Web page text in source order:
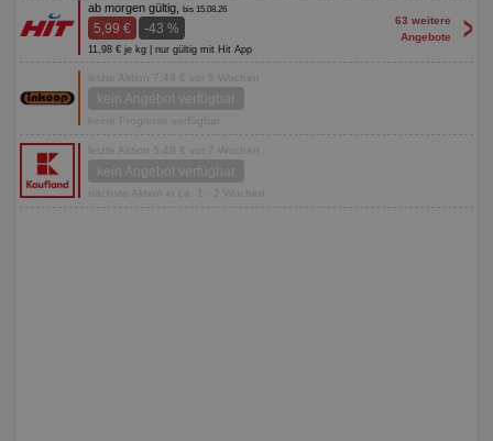
ab morgen gültig, bis 15.08.26
5,99 € -43 %
11,98 € je kg | nur gültig mit Hit App
63 weitere
Angebote
>
letzte Aktion 7,49 € vor 5 Wochen
kein Angebot verfügbar
keine Prognose verfügbar
letzte Aktion 5,49 € vor 7 Wochen
kein Angebot verfügbar
nächste Aktion in ca. 1 - 2 Wochen